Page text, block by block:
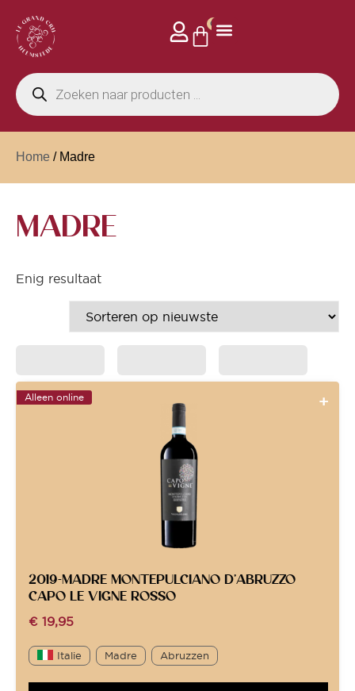
0
Home / Madre
MADRE
Enig resultaat
Alleen online
2019-MADRE MONTEPULCIANO D’ABRUZZO
CAPO LE VIGNE ROSSO
€ 19,95
Italie Madre Abruzzen